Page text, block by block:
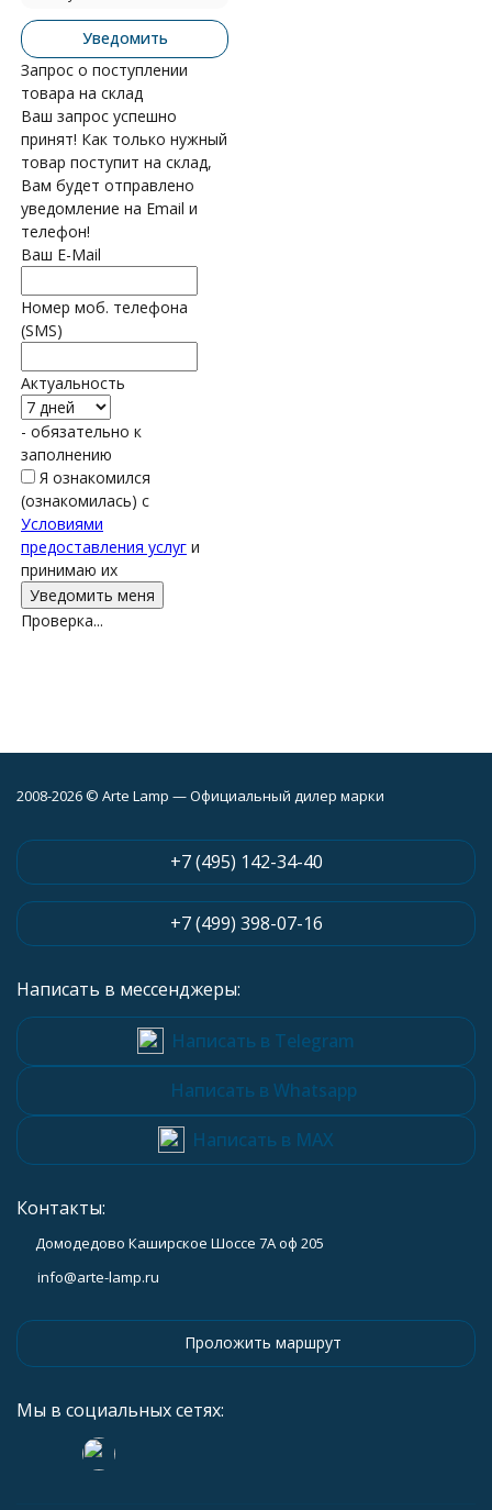
Уведомить
Запрос о поступлении
товара на склад
Ваш запрос успешно
принят! Как только нужный
товар поступит на склад,
Вам будет отправлено
уведомление на Email и
телефон!
Ваш E-Mail
Номер моб. телефона
(SMS)
Актуальность
- обязательно к
заполнению
Я ознакомился
(ознакомилась) с
Условиями
предоставления услуг и
принимаю их
Проверка...
2008-2026 © Arte Lamp — Официальный дилер марки
+7 (495) 142-34-40
+7 (499) 398-07-16
Написать в мессенджеры:
Написать в Telegram
Написать в Whatsapp
Написать в MAX
Контакты:
Домодедово Каширское Шоссе 7А оф 205
info@arte-lamp.ru
Проложить маршрут
Мы в социальных сетях: